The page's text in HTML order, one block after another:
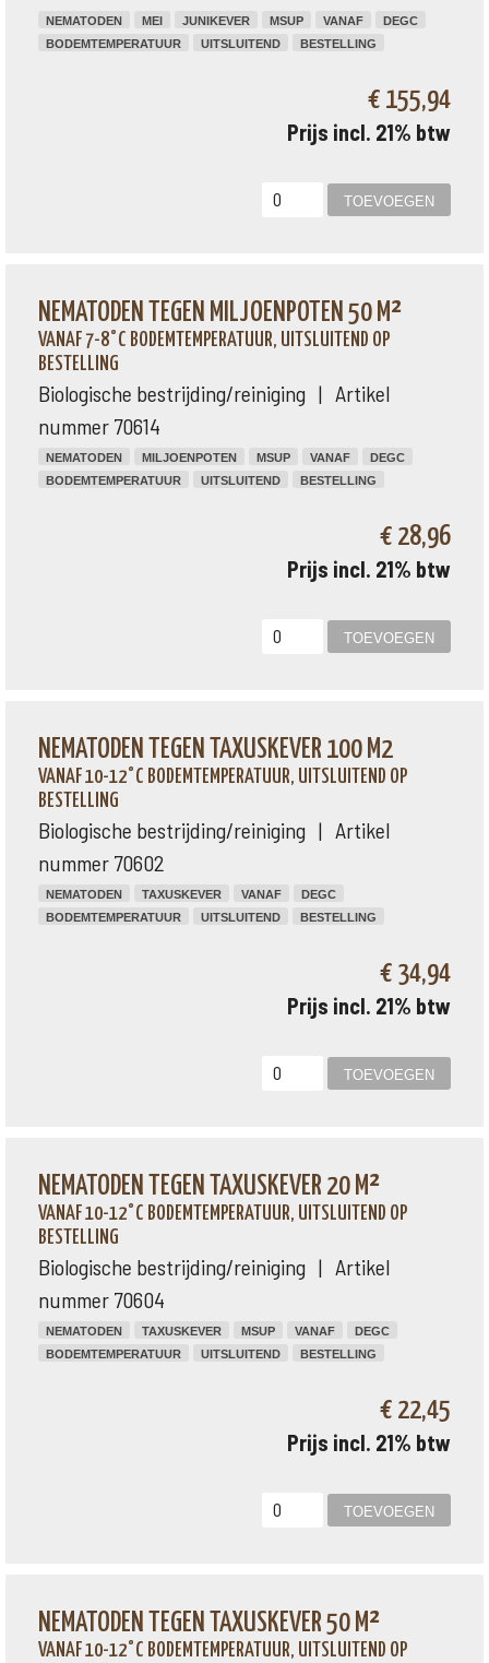
NEMATODEN MEI JUNIKEVER MSUP VANAF
DEGC
BODEMTEMPERATUUR
UITSLUITEND BESTELLING
€ 155,94
Prijs incl. 21% btw
NEMATODEN TEGEN MILJOENPOTEN 50 M²
VANAF 7-8°C BODEMTEMPERATUUR, UITSLUITEND OP
BESTELLING
Biologische bestrijding/reiniging | Artikel
nummer 70614
NEMATODEN MILJOENPOTEN MSUP VANAF
DEGC
BODEMTEMPERATUUR
UITSLUITEND BESTELLING
€ 28,96
Prijs incl. 21% btw
NEMATODEN TEGEN TAXUSKEVER 100 M2
VANAF 10-12°C BODEMTEMPERATUUR, UITSLUITEND OP
BESTELLING
Biologische bestrijding/reiniging | Artikel
nummer 70602
NEMATODEN TAXUSKEVER VANAF
DEGC
BODEMTEMPERATUUR
UITSLUITEND BESTELLING
€ 34,94
Prijs incl. 21% btw
NEMATODEN TEGEN TAXUSKEVER 20 M²
VANAF 10-12°C BODEMTEMPERATUUR, UITSLUITEND OP
BESTELLING
Biologische bestrijding/reiniging | Artikel
nummer 70604
NEMATODEN TAXUSKEVER MSUP VANAF
DEGC
BODEMTEMPERATUUR
UITSLUITEND BESTELLING
€ 22,45
Prijs incl. 21% btw
NEMATODEN TEGEN TAXUSKEVER 50 M²
VANAF 10-12°C BODEMTEMPERATUUR, UITSLUITEND OP